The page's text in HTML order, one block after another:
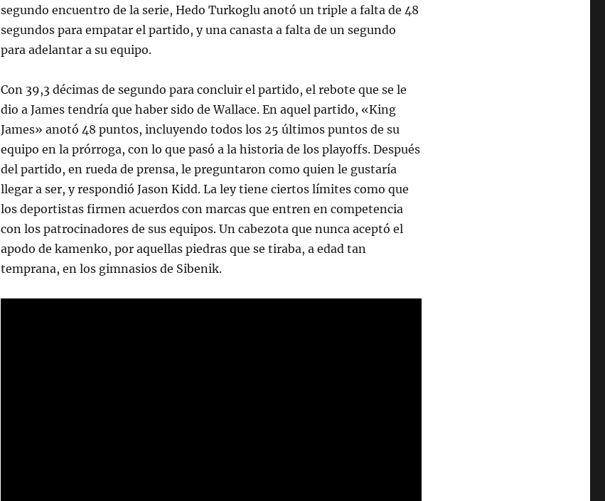
segundo encuentro de la serie, Hedo Turkoglu anotó un triple a falta de 48
segundos para empatar el partido, y una canasta a falta de un segundo
para adelantar a su equipo.
Con 39,3 décimas de segundo para concluir el partido, el rebote que se le
dio a James tendría que haber sido de Wallace. En aquel partido, «King
James» anotó 48 puntos, incluyendo todos los 25 últimos puntos de su
equipo en la prórroga, con lo que pasó a la historia de los playoffs. Después
del partido, en rueda de prensa, le preguntaron como quien le gustaría
llegar a ser, y respondió Jason Kidd. La ley tiene ciertos límites como que
los deportistas firmen acuerdos con marcas que entren en competencia
con los patrocinadores de sus equipos. Un cabezota que nunca aceptó el
apodo de kamenko, por aquellas piedras que se tiraba, a edad tan
temprana, en los gimnasios de Sibenik.